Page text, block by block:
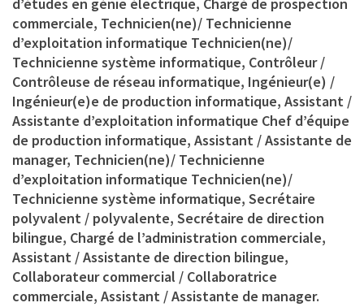
commerciale, Technicien(ne)/ Technicienne
d’exploitation informatique Technicien(ne)/
Technicienne système informatique, Contrôleur /
Contrôleuse de réseau informatique, Ingénieur(e) /
Ingénieur(e)e de production informatique, Assistant /
Assistante d’exploitation informatique Chef d’équipe
de production informatique, Assistant / Assistante de
manager, Technicien(ne)/ Technicienne
d’exploitation informatique Technicien(ne)/
Technicienne système informatique, Secrétaire
polyvalent / polyvalente, Secrétaire de direction
bilingue, Chargé de l’administration commerciale,
Assistant / Assistante de direction bilingue,
Collaborateur commercial / Collaboratrice
commerciale, Assistant / Assistante de manager.